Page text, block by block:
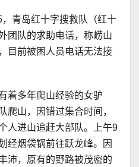
青岛红十字搜救队（红十
团队的求助电话，称崂山
目前被困人员电话无法接
着多年爬山经验的女驴
爬山，因错过集合时间，
人进山追赶大部队。上午9
经烟袋锅前往跃龙峰。因
沛，原有的野路被茂密的